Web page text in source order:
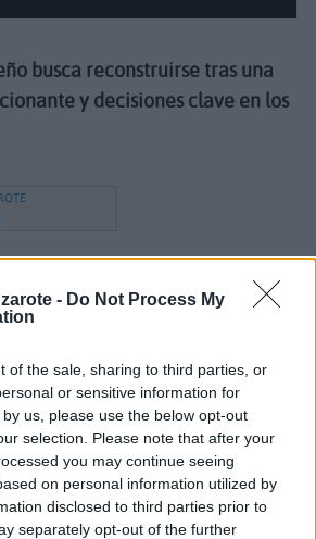
- Do Not Process My
of the sale, sharing to third parties, or
or sensitive information for
us, please use the below opt-out
selection. Please note that after your
you may continue seeing
on personal information utilized by
disclosed to third parties prior to
separately opt-out of the further
busca reconstruirse tras una
y decisiones clave en los
enTercera Divisióny en
Yaiza ySan Bartolomé CF
con expectativas altas, pero
a los objetivos marcados.